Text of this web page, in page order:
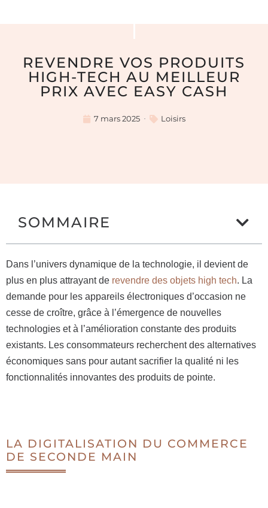
REVENDRE VOS PRODUITS
HIGH-TECH AU MEILLEUR
PRIX AVEC EASY CASH
7 mars 2025 Loisirs
SOMMAIRE
Dans l’univers dynamique de la technologie, il devient de
plus en plus attrayant de revendre des objets high tech. La
demande pour les appareils électroniques d’occasion ne
cesse de croître, grâce à l’émergence de nouvelles
technologies et à l’amélioration constante des produits
existants. Les consommateurs recherchent des alternatives
économiques sans pour autant sacrifier la qualité ni les
fonctionnalités innovantes des produits de pointe.
LA DIGITALISATION DU COMMERCE
DE SECONDE MAIN